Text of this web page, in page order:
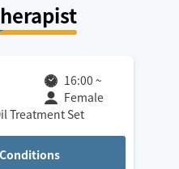
16:00 ~
Female
Treatment Set